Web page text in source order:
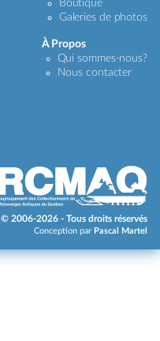
Boutique
Galeries de photos
À Propos
Qui sommes-nous?
Nous contacter
© 2006-2026 - Tous droits réservés
Conception par Pascal Martel